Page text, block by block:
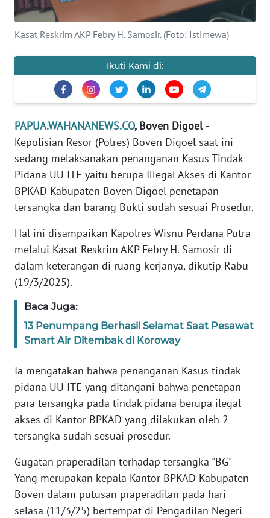
Kasat Reskrim AKP Febry H. Samosir. (Foto: Istimewa)
Ikuti Kami di:
PAPUA.WAHANANEWS.CO, Boven Digoel -
Kepolisian Resor (Polres) Boven Digoel saat ini
sedang melaksanakan penanganan Kasus Tindak
Pidana UU ITE yaitu berupa Illegal Akses di Kantor
BPKAD Kabupaten Boven Digoel penetapan
tersangka dan barang Bukti sudah sesuai Prosedur.
Hal ini disampaikan Kapolres Wisnu Perdana Putra
melalui Kasat Reskrim AKP Febry H. Samosir di
dalam keterangan di ruang kerjanya, dikutip Rabu
(19/3/2025).
Baca Juga:
13 Penumpang Berhasil Selamat Saat Pesawat
Smart Air Ditembak di Koroway
Ia mengatakan bahwa penanganan Kasus tindak
pidana UU ITE yang ditangani bahwa penetapan
para tersangka pada tindak pidana berupa ilegal
akses di Kantor BPKAD yang dilakukan oleh 2
tersangka sudah sesuai prosedur.
Gugatan praperadilan terhadap tersangka "BG"
Yang merupakan kepala Kantor BPKAD Kabupaten
Boven dalam putusan praperadilan pada hari
selasa (11/3/25) bertempat di Pengadilan Negeri
INDEKS
BERITA
TENTANG
KAMI
PEDOMAN
SIBER
REDAKSI
KARIR
DISCLAIMER
Wahana
News
WN
SUMUT
WN
WN
JABAR